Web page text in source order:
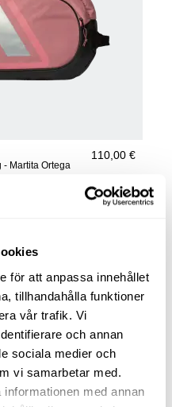
för att anpassa innehållet
tillhandahålla funktioner
vår trafik. Vi
och annan
sociala medier och
vi samarbetar med.
med annan
- Martita Ortega
110,00 €